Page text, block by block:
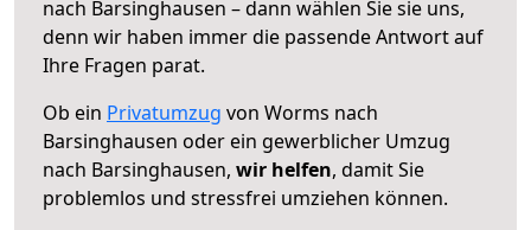
nach Barsinghausen – dann wählen Sie sie uns,
denn wir haben immer die passende Antwort auf
Ihre Fragen parat.
Ob ein Privatumzug von Worms nach
Barsinghausen oder ein gewerblicher Umzug
nach Barsinghausen, wir helfen, damit Sie
problemlos und stressfrei umziehen können.